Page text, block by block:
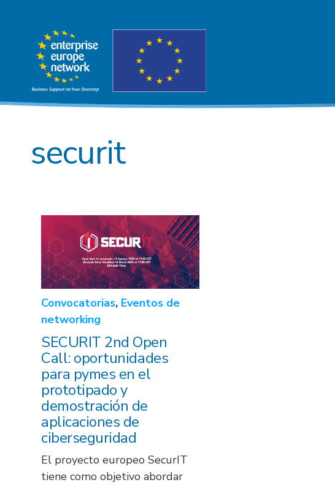
securit
Convocatorias, Eventos de
networking
SECURIT 2nd Open
Call: oportunidades
para pymes en el
prototipado y
demostración de
aplicaciones de
ciberseguridad
El proyecto europeo SecurIT
tiene como objetivo abordar